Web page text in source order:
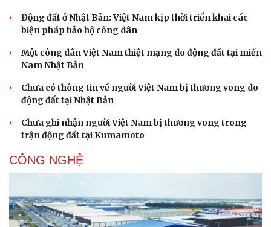
Nam khoa
Làm đẹp - giảm cân
Ăn sạch sống khỏe
Động đất ở Nhật Bản: Việt Nam kịp thời triển khai các
biện pháp bảo hộ công dân
Một công dân Việt Nam thiệt mạng do động đất tại miền
Nam Nhật Bản
Chưa có thông tin về người Việt Nam bị thương vong do
động đất tại Nhật Bản
Chưa ghi nhận người Việt Nam bị thương vong trong
trận động đất tại Kumamoto
CÔNG NGHỆ